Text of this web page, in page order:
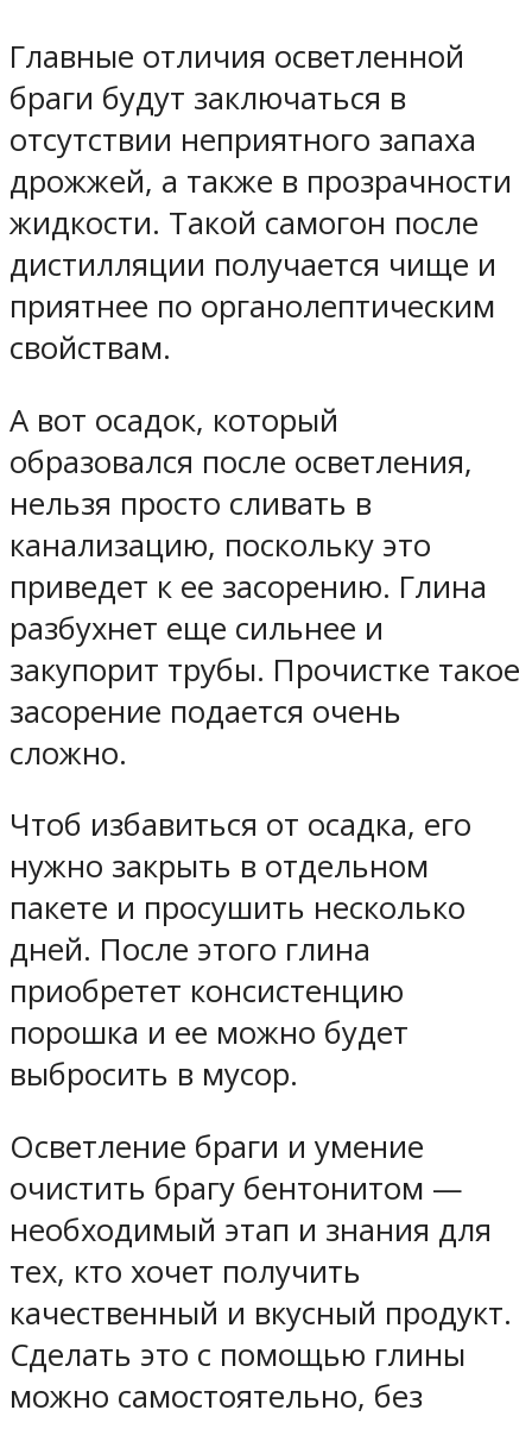
Главные отличия осветленной
браги будут заключаться в
отсутствии неприятного запаха
дрожжей, а также в прозрачности
жидкости. Такой самогон после
дистилляции получается чище и
приятнее по органолептическим
свойствам.
А вот осадок, который
образовался после осветления,
нельзя просто сливать в
канализацию, поскольку это
приведет к ее засорению. Глина
разбухнет еще сильнее и
закупорит трубы. Прочистке такое
засорение подается очень
сложно.
Чтоб избавиться от осадка, его
нужно закрыть в отдельном
пакете и просушить несколько
дней. После этого глина
приобретет консистенцию
порошка и ее можно будет
выбросить в мусор.
Осветление браги и умение
очистить брагу бентонитом —
необходимый этап и знания для
тех, кто хочет получить
качественный и вкусный продукт.
Сделать это с помощью глины
можно самостоятельно, без